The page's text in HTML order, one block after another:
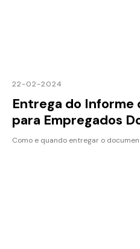
22-02-2024
Entrega do Informe
para Empregados
Como e quando entregar o